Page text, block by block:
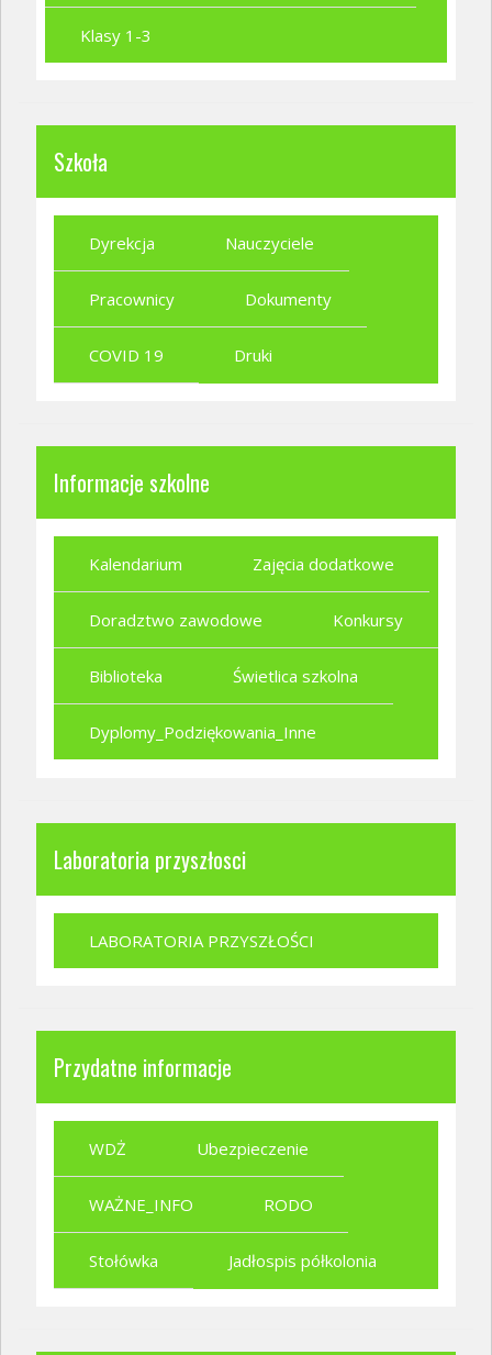
Klasy 1-3
Szkoła
Dyrekcja Nauczyciele
Pracownicy Dokumenty
COVID 19 Druki
Informacje szkolne
Kalendarium Zajęcia dodatkowe
Doradztwo zawodowe Konkursy
Biblioteka Świetlica szkolna
Dyplomy_Podziękowania_Inne
Laboratoria przyszłosci
LABORATORIA PRZYSZŁOŚCI
Przydatne informacje
WDŻ Ubezpieczenie
WAŻNE_INFO RODO
Stołówka Jadłospis półkolonia